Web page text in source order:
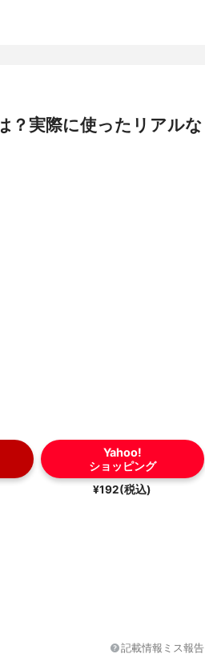
？実際に使ったリアルな
Yahoo!
ショッピング
¥192(税込)
記載情報ミス報告